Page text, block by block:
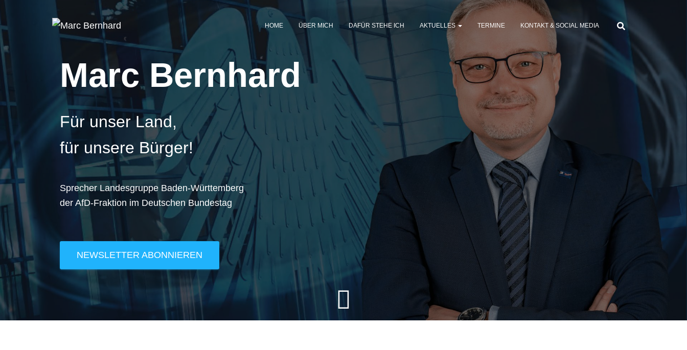
HOME ÜBER MICH DAFÜR STEHE ICH AKTUELLES TERMINE KONTAKT & SOCIAL MEDIA
Marc Bernhard
Für unser Land,
für unsere Bürger!
Sprecher Landesgruppe Baden-Württemberg
der AfD-Fraktion im Deutschen Bundestag
NEWSLETTER ABONNIEREN